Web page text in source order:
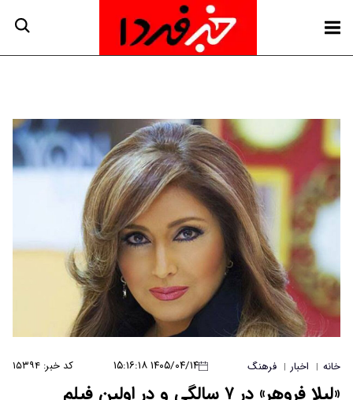
خانه | اخبار | فرهنگ ۱۴۰۵/۰۴/۱۴ ۱۵:۱۶:۱۸ کد خبر: ۱۵۳۹۴
«لیلا فروهر» در ۷ سالگی و در اولین فیلم